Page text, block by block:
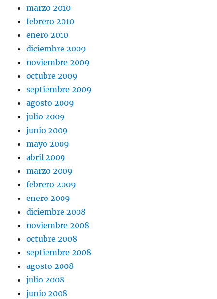
marzo 2010
febrero 2010
enero 2010
diciembre 2009
noviembre 2009
octubre 2009
septiembre 2009
agosto 2009
julio 2009
junio 2009
mayo 2009
abril 2009
marzo 2009
febrero 2009
enero 2009
diciembre 2008
noviembre 2008
octubre 2008
septiembre 2008
agosto 2008
julio 2008
junio 2008